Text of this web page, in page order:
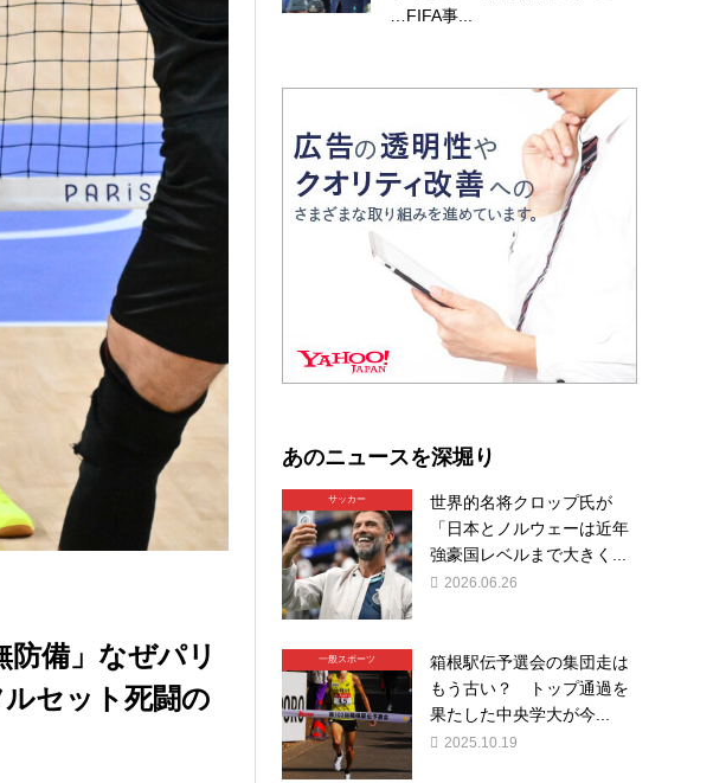
備」なぜパリ
セット死闘の
…FIFA事...
あのニュースを深堀り
サッカー
世界的名将クロップ氏が
「日本とノルウェーは近年
強豪国レベルまで大きく...
2026.06.26
一般スポーツ
箱根駅伝予選会の集団走は
もう古い？ トップ通過を
果たした中央学大が今...
2025.10.19